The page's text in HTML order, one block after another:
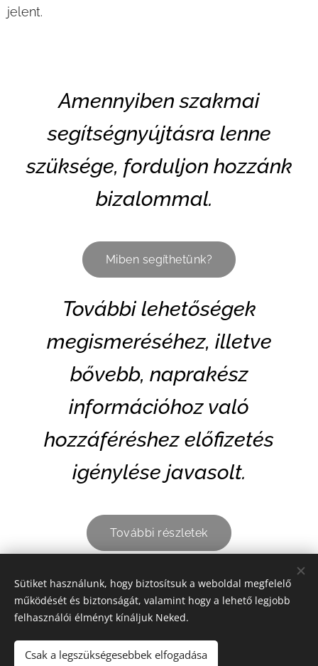
jelent.
Amennyiben szakmai
segítségnyújtásra lenne
szüksége, forduljon hozzánk
bizalommal.
Miben segíthetünk?
További lehetőségek
megismeréséhez, illetve
bővebb, naprakész
információhoz való
hozzáféréshez előfizetés
igénylése javasolt.
További részletek
Share
© 2025 Produktív Iroda (alapítva: 2001., adószám: 62758963-1-28,
Sütiket használunk, hogy biztosítsuk a weboldal megfelelő
működését és biztonságát, valamint hogy a lehető legjobb
felhasználói élményt kínáljuk Neked.
Csak a legszükségesebbek elfogadása